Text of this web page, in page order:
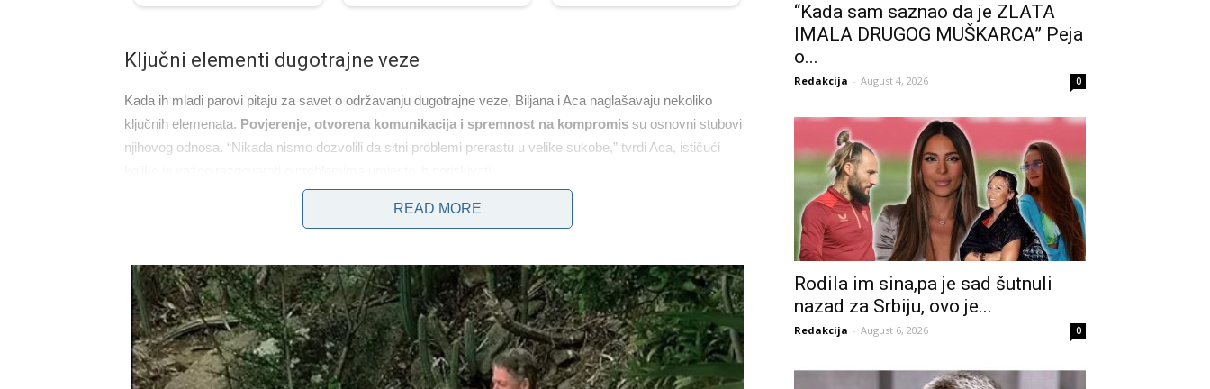
Ključni elementi dugotrajne veze
Kada ih mladi parovi pitaju za savet o održavanju dugotrajne veze, Biljana i Aca naglašavaju nekoliko
ključnih elemenata. Povjerenje, otvorena komunikacija i spremnost na kompromis su osnovni stubovi
njihovog odnosa. “Nikada nismo dozvolili da sitni problemi prerastu u velike sukobe,” tvrdi Aca, ističući
Biljana se slaže, dodajući: “Razgovor je ključ. Uvek smo se trudili da otvoreno pričamo o svojim
trenucima kada su se suočavali s turbulentnim situacijama u svojim muzičkim karijerama. Njihov odnos je
postao model za mnoge, koji se bore sa sličnim izazovima u svojim životima.
Podrška porodice i prijatelja
Tokom godina, Biljana i Aca su se oslanjali na svoju porodicu i prijatelje, koji su im pružili neophodnu
READ MORE
“Kada sam saznao da je ZLATA
IMALA DRUGOG MUŠKARCA” Peja
o...
Redakcija - August 4, 2026 0
Rodila im sina,pa je sad šutnuli
nazad za Srbiju, ovo je...
Redakcija - August 6, 2026 0